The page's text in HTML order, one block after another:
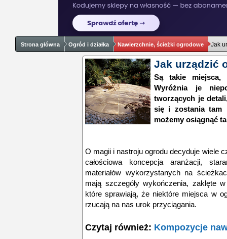
Strona główna Ogród i działka Nawierzchnie, ścieżki ogrodowe Jak
Jak urządzić
Są takie miejsca,
Wyróżnia je
tworzących je
się i zostania tam
możemy osiągnąć
O magii i nastroju ogrodu decyduje wiele
całościowa koncepcja aranżacji,
materiałów wykorzystanych na
mają szczegóły wykończenia, zaklęte
które sprawiają, że niektóre miejsca w
rzucają na nas urok przyciągania.
Czytaj również: Kompozycje